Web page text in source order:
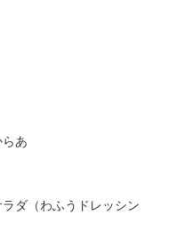
うドレッシン